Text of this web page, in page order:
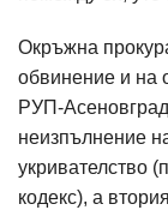
Окръжна
обвинение и на
РУП-
неизпълнение
укривателство
кодекс), а